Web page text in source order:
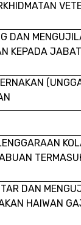
DAN
KEPADA
DAN
HAIWAN